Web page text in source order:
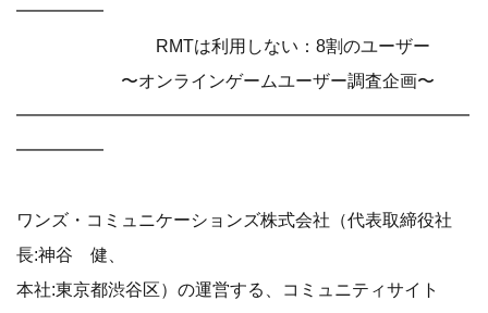
━━━━━
RMTは利用しない：8割のユーザー
〜オンラインゲームユーザー調査企画〜
━━━━━━━━━━━━━━━━━━━━━━━━━━
━━━━━
ワンズ・コミュニケーションズ株式会社（代表取締役社
長:神谷 健、
本社:東京都渋谷区）の運営する、コミュニティサイト